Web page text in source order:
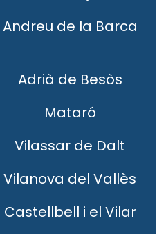
Andreu de la Barca
Adrià de Besòs
Mataró
Vilassar de Dalt
Vilanova del Vallès
Castellbell i el Vilar